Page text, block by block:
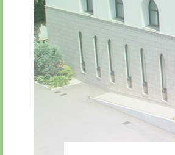
学校紹介
学校生活
委員会・クラブ活動
学校紹介ムービー